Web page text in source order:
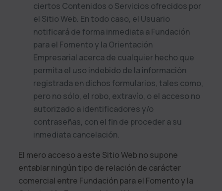
ciertos Contenidos o Servicios ofrecidos por
el Sitio Web. En todo caso, el Usuario
notificará de forma inmediata a Fundación
para el Fomento y la Orientación
Empresarial acerca de cualquier hecho que
permita el uso indebido de la información
registrada en dichos formularios, tales como,
pero no sólo, el robo, extravío, o el acceso no
autorizado a identificadores y/o
contraseñas, con el fin de proceder a su
inmediata cancelación.
El mero acceso a este Sitio Web no supone
entablar ningún tipo de relación de carácter
comercial entre Fundación para el Fomento y la